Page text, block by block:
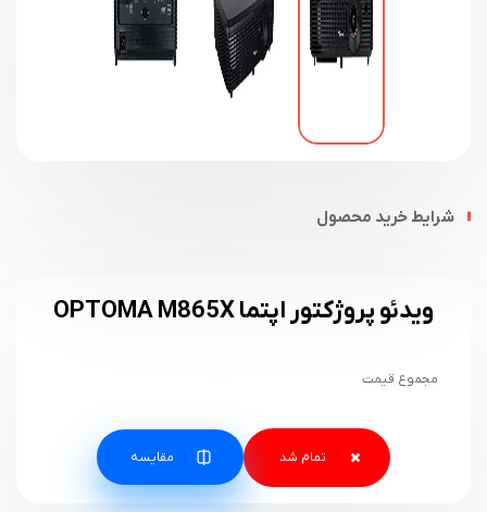
شرایط خرید محصول
ویدئو پروژکتور اپتما OPTOMA M865X
مجموع قیمت
مقایسه